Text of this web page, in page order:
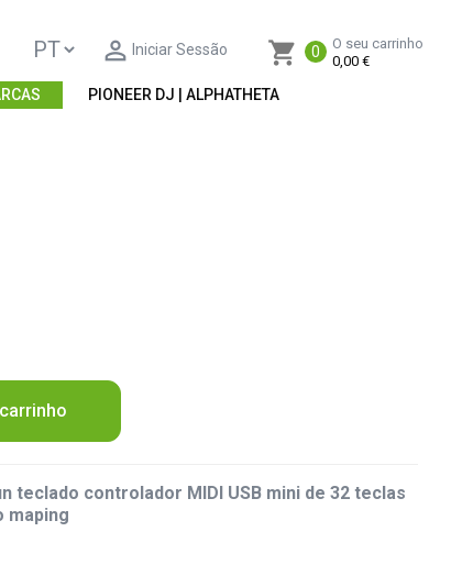
shopping_cart 0
O seu carrinho
0,00 €
 Iniciar Sessão
PIONEER DJ | ALPHATHETA
teclado controlador MIDI USB mini de 32 teclas
maping